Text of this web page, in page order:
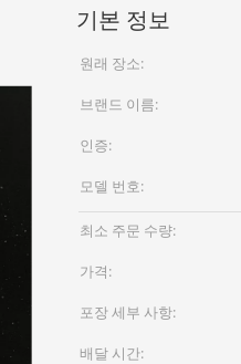
기본 정보
원래 장소:
브랜드 이름:
인증:
모델 번호:
최소 주문 수량:
가격:
포장 세부 사항:
배달 시간: